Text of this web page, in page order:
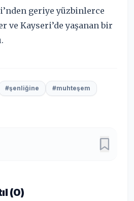
geriye yüzbinlerce
ve Kayseri’de yaşanan bir
#şenliğine
#muhteşem
(0)